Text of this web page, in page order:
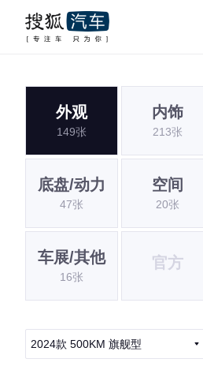
外观
149张
内饰
213张
底盘/动力
47张
空间
20张
车展/其他
16张
官方
2024款 500KM 旗舰型